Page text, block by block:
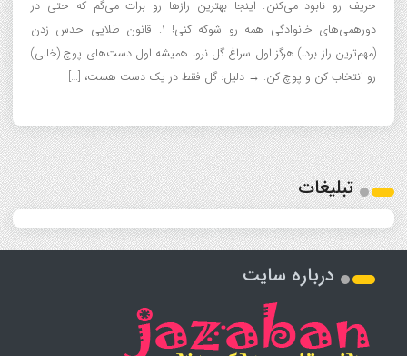
حریف رو نابود می‌کنن. اینجا بهترین رازها رو برات می‌گم که حتی در
دورهمی‌های خانوادگی همه رو شوکه کنی! ۱. قانون طلایی حدس زدن
(مهم‌ترین راز برد!) هرگز اول سراغ گل نرو! همیشه اول دست‌های پوچ (خالی)
رو انتخاب کن و پوچ کن. → دلیل: گل فقط در یک دست هست، […]
تبلیغات
درباره سایت